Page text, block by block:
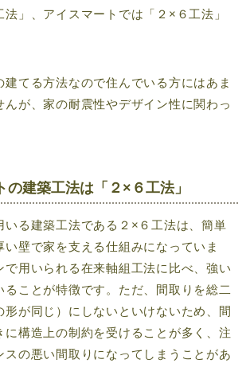
」、アイスマートでは「２×６工法」
建てる方法なので住んでいる方にはあま
んが、家の耐震性やデザイン性に関わっ
の建築工法は「２×６工法」
いる建築工法である２×６工法は、簡単
い壁で家を支える仕組みになっていま
で用いられる在来軸組工法に比べ、強い
ることが特徴です。ただ、間取りを総二
形が同じ）にしないといけないため、間
に構造上の制約を受けることが多く、注
スの悪い間取りになってしまうことがあ